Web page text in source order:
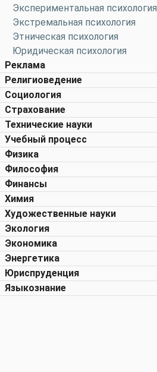
Экспериментальная психология
Экстремальная психология
Этническая психология
Юридическая психология
Реклама
Религиоведение
Социология
Страхование
Технические науки
Учебный процесс
Физика
Философия
Финансы
Химия
Художественные науки
Экология
Экономика
Энергетика
Юриспруденция
Языкознание